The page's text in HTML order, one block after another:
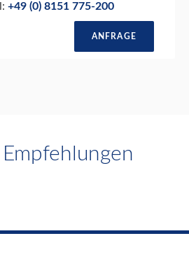
+49 (0) 8151 775-200
ANFRAGE